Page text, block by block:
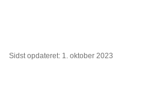
Sidst opdateret: 1. oktober 2023